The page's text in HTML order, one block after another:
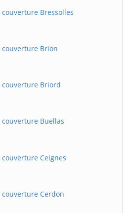
Bressolles
Brion
Briord
Buellas
Ceignes
Cerdon